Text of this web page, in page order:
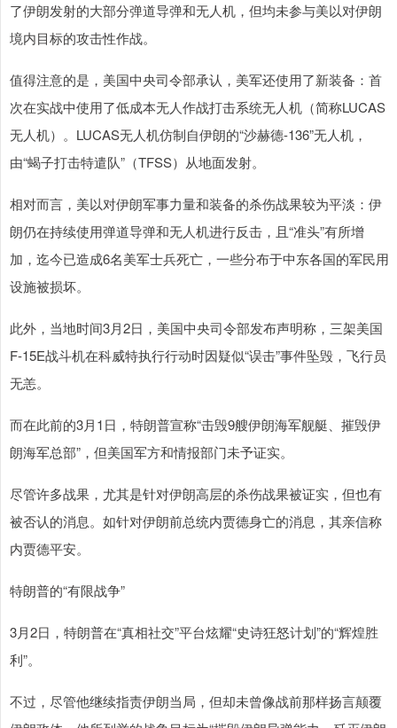
了伊朗发射的大部分弹道导弹和无人机，但均未参与美以对伊朗
境内目标的攻击性作战。
值得注意的是，美国中央司令部承认，美军还使用了新装备：首
次在实战中使用了低成本无人作战打击系统无人机（简称LUCAS
无人机）。LUCAS无人机仿制自伊朗的“沙赫德-136”无人机，
由“蝎子打击特遣队”（TFSS）从地面发射。
相对而言，美以对伊朗军事力量和装备的杀伤战果较为平淡：伊
朗仍在持续使用弹道导弹和无人机进行反击，且“准头”有所增
加，迄今已造成6名美军士兵死亡，一些分布于中东各国的军民用
设施被损坏。
此外，当地时间3月2日，美国中央司令部发布声明称，三架美国
F-15E战斗机在科威特执行行动时因疑似“误击”事件坠毁，飞行员
无恙。
而在此前的3月1日，特朗普宣称“击毁9艘伊朗海军舰艇、摧毁伊
朗海军总部”，但美国军方和情报部门未予证实。
尽管许多战果，尤其是针对伊朗高层的杀伤战果被证实，但也有
被否认的消息。如针对伊朗前总统内贾德身亡的消息，其亲信称
内贾德平安。
特朗普的“有限战争”
3月2日，特朗普在“真相社交”平台炫耀“史诗狂怒计划”的“辉煌胜
利”。
不过，尽管他继续指责伊朗当局，但却未曾像战前那样扬言颠覆